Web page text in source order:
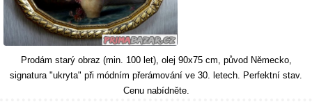
Prodám starý obraz (min. 100 let), olej 90x75 cm, původ Německo,
signatura "ukryta" při módním přerámování ve 30. letech. Perfektní stav.
Cenu nabídněte.